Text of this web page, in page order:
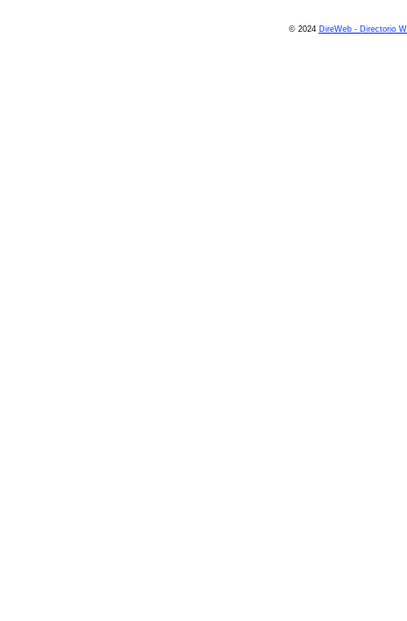
© 2024 DireWeb - Directorio